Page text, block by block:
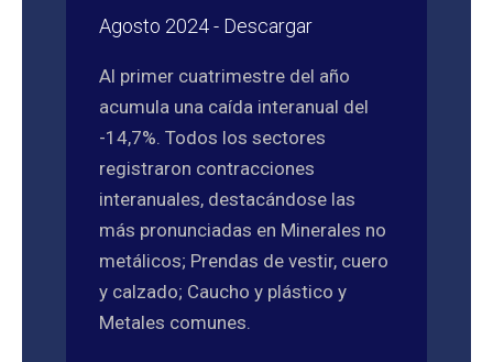
Agosto 2024 - Descargar
Al primer cuatrimestre del año
acumula una caída interanual del
-14,7%. Todos los sectores
registraron contracciones
interanuales, destacándose las
más pronunciadas en Minerales no
metálicos; Prendas de vestir, cuero
y calzado; Caucho y plástico y
Metales comunes.